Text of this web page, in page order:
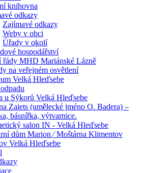
knihovna
odkazy
Zajímavé odkazy
Weby v obci
Úřady v okolí
hospodářství
řády MHD Mariánské Lázně
na veřejném osvětlení
Velká Hleďsebe
u Sýkorů Velká Hleďsebe
Zaiets (umělecké jméno O. Badera) –
básnířka, výtvarnice.
salon IN - Velká Hleďsebe
dům Marion ⁄ Moštárna Klimentov
Velká Hleďsebe